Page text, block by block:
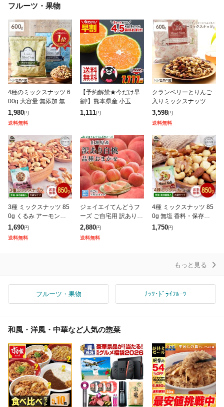
フルーツ・果物
4種のミックスナッツ 6
00g 大容量 無添加 無塩
有塩選べる ナッツ ラッ
キーミックスナッツ 家
飲み 食品ランキング1
位獲得
1,980円
送料無料
【予約解禁★今だけ早
割!】熊本県産 小玉 み
かん 送料無料 訳あり
1,111円
クランベリーとりんご
入りミックスナッツ 60
0g 無塩 ナッツ くるみ
カシューナッツ アーモ
ンド トレイルミックス
3,598円
送料無料
3種 ミックスナッツ 85
0g くるみ アーモンド
カシューナッツ 送料無
料 無塩 無油 無添加 チ
1,690円
送料無料
ジェイエイてんどうフ
ーズ ご自宅用 訳あり
桃 白桃 約2kg 山形県産
旬の品種を厳選セレク
2,880円
送料無料
4種 ミックスナッツ 85
0g 無塩 香料・保存料不
使用 送料無料 アーモン
1,750円
もっと見る
フルーツ・果物 ﾅｯﾂ･ﾄﾞﾗｲﾌﾙｰﾂ
和風・洋風・中華など人気の惣菜